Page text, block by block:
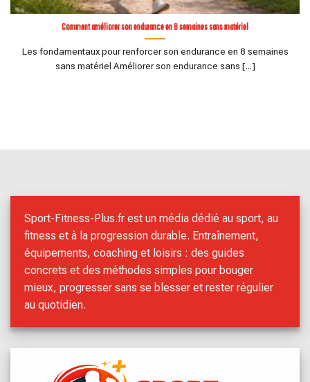
Comment améliorer son endurance en 8 semaines sans matériel
Les fondamentaux pour renforcer son endurance en 8 semaines
sans matériel Améliorer son endurance sans [...]
Sport-Fitness-Plus.fr est un média dédié au sport, au
fitness et à la progression durable. Entraînement,
équipements, coaching et loisirs : des guides
concrets et des méthodes simples pour bouger
mieux, progresser sans se blesser et rester régulier
au quotidien.